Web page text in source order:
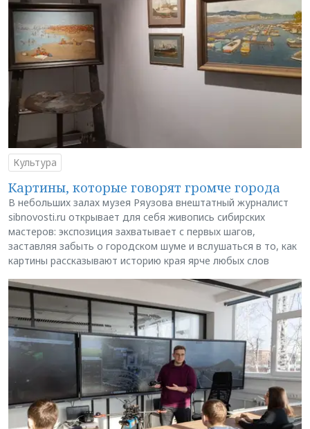
Культура
Картины, которые говорят громче города
В небольших залах музея Ряузова внештатный журналист
sibnovosti.ru открывает для себя живопись сибирских
мастеров: экспозиция захватывает с первых шагов,
заставляя забыть о городском шуме и вслушаться в то, как
картины рассказывают историю края ярче любых слов